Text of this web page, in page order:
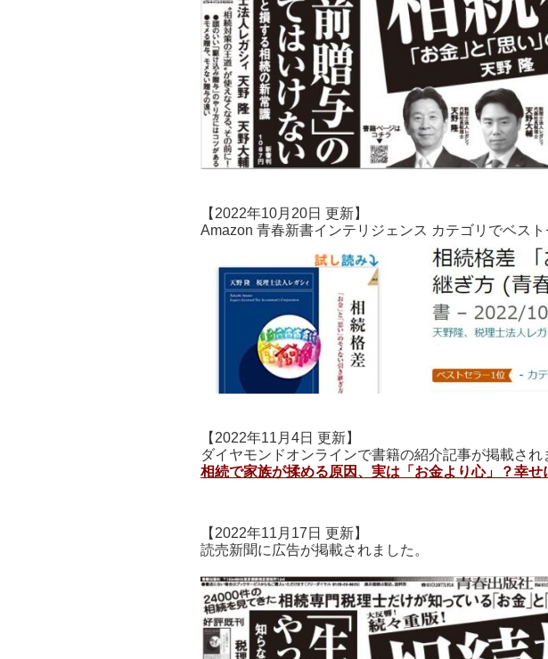
【2022年10月20日 更新】
Amazon 青春新書インテリジェンス カテゴリでベス
【2022年11月4日 更新】
ダイヤモンドオンラインで書籍の紹介記事が掲載され
相続で家族が揉める原因、実は「お金より心」？幸せ
【2022年11月17日 更新】
読売新聞に広告が掲載されました。